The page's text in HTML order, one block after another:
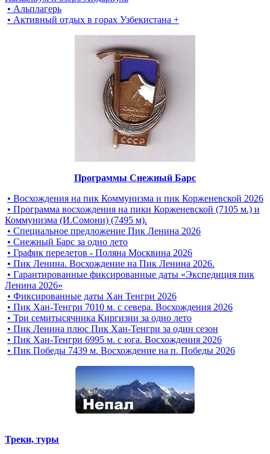
• Альплагерь
• Активный отдых в горах Узбекистана +
Программы Снежный Барс
• Восхождения на пик Коммунизма и пик Корженевской 2026
• Программа восхождения на пики Корженевской (7105 м.) и
Коммунизма (И.Сомони) (7495 м).
• Специальное предложение Пик Ленина 2026
• Снежный Барс за одно лето
• График перелетов - Поляна Москвина 2026
• Пик Ленина. Восхождение на Пик Ленина 2026.
• Гарантированные фиксированные даты «Экспедиция пик
Ленина 2026»
• Фиксированные даты Хан Тенгри 2026
• Пик Хан-Тенгри 7010 м. с севера. Восхождения 2026
• Три семитысячника Киргизии за одно лето
• Пик Ленина плюс Пик Хан-Тенгри за один сезон
• Пик Хан-Тенгри 6995 м. c юга. Восхождения 2026
• Пик Победы 7439 м. Восхождение на п. Победы 2026
Треки, туры